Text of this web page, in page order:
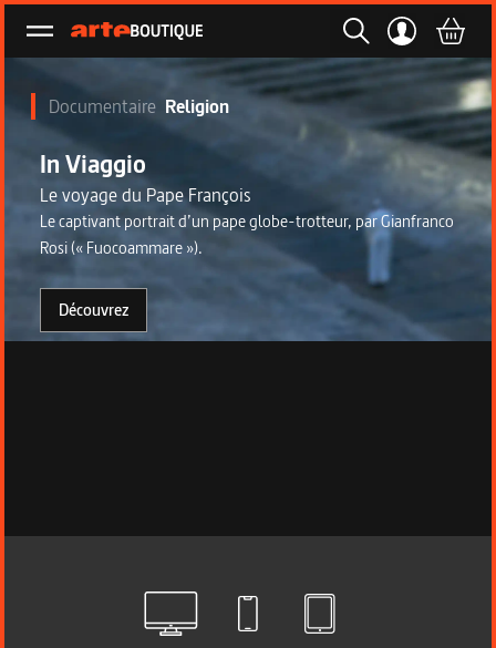
Ouvrir le menu
In Viaggio
Le voyage du Pape François
Le captivant portrait d’un pape globe-trotteur, par Gianfranco
Rosi (« Fuocoammare »).
Découvrez
Documentaire Religion